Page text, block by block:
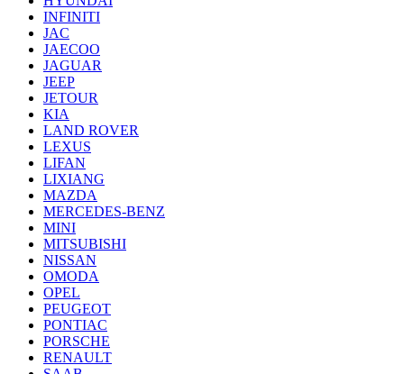
INFINITI
JAC
JAECOO
JAGUAR
JEEP
JETOUR
KIA
LAND ROVER
LEXUS
LIFAN
LIXIANG
MAZDA
MERCEDES-BENZ
MINI
MITSUBISHI
NISSAN
OMODA
OPEL
PEUGEOT
PONTIAC
PORSCHE
RENAULT